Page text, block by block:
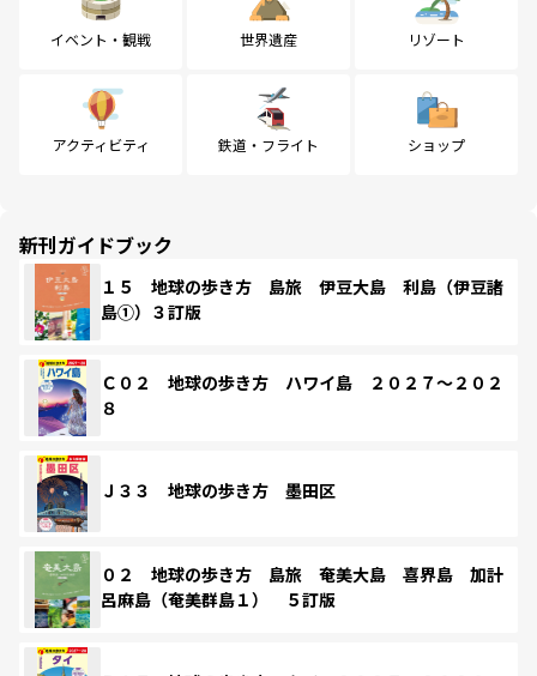
イベント・観戦 世界遺産 リゾート
アクティビティ 鉄道・フライト ショップ
新刊ガイドブック
１５ 地球の歩き方 島旅 伊豆大島 利島（伊豆諸
島①）３訂版
Ｃ０２ 地球の歩き方 ハワイ島 ２０２７～２０２
８
Ｊ３３ 地球の歩き方 墨田区
０２ 地球の歩き方 島旅 奄美大島 喜界島 加計
呂麻島（奄美群島１） ５訂版